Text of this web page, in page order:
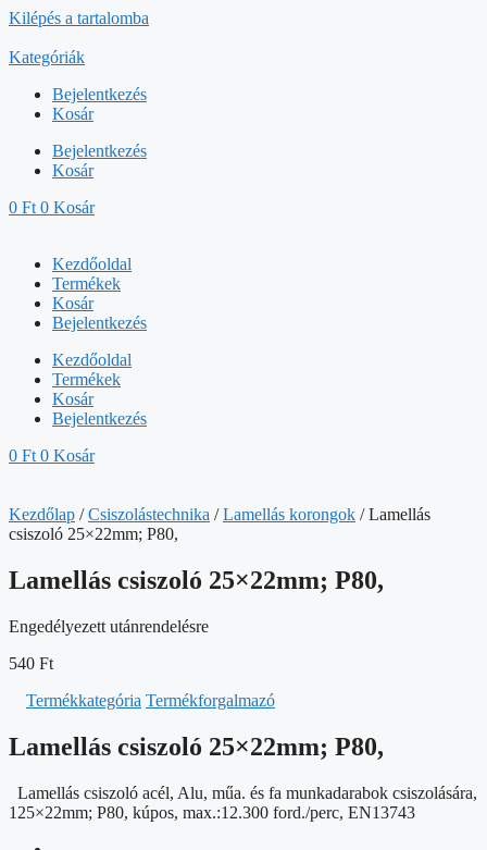
Kilépés a tartalomba
Kategóriák
Bejelentkezés
Kosár
Bejelentkezés
Kosár
0 Ft 0 Kosár
Kezdőoldal
Termékek
Kosár
Bejelentkezés
Kezdőoldal
Termékek
Kosár
Bejelentkezés
0 Ft 0 Kosár
Kezdőlap /Csiszolástechnika /Lamellás korongok / Lamellás
csiszoló 25×22mm; P80,
Lamellás csiszoló 25×22mm; P80,
Engedélyezett utánrendelésre
540 Ft
Termékkategória Termékforgalmazó
Lamellás csiszoló 25×22mm; P80,
Lamellás csiszoló acél, Alu, műa. és fa munkadarabok csiszolására,
125×22mm; P80, kúpos, max.:12.300 ford./perc, EN13743